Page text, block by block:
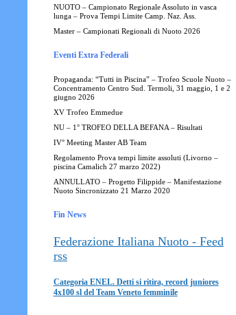
NUOTO – Campionato Regionale Assoluto in vasca
lunga – Prova Tempi Limite Camp. Naz. Ass.
Master – Campionati Regionali di Nuoto 2026
Eventi Extra Federali
Propaganda: “Tutti in Piscina” – Trofeo Scuole Nuoto –
Concentramento Centro Sud. Termoli, 31 maggio, 1 e 2
giugno 2026
XV Trofeo Emmedue
NU – 1° TROFEO DELLA BEFANA – Risultati
IV° Meeting Master AB Team
Regolamento Prova tempi limite assoluti (Livorno –
piscina Camalich 27 marzo 2022)
ANNULLATO – Progetto Filippide – Manifestazione
Nuoto Sincronizzato 21 Marzo 2020
Fin News
Federazione Italiana Nuoto - Feed
rss
Categoria ENEL. Detti si ritira, record juniores
4x100 sl del Team Veneto femminile